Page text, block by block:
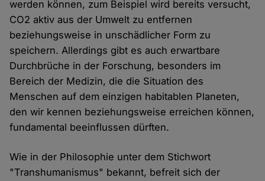
werden können, zum Beispiel wird bereits versucht,
CO2 aktiv aus der Umwelt zu entfernen
beziehungsweise in unschädlicher Form zu
speichern. Allerdings gibt es auch erwartbare
Durchbrüche in der Forschung, besonders im
Bereich der Medizin, die die Situation des
Menschen auf dem einzigen habitablen Planeten,
den wir kennen beziehungsweise erreichen können,
fundamental beeinflussen dürften.
Wie in der Philosophie unter dem Stichwort
"Transhumanismus" bekannt, befreit sich der